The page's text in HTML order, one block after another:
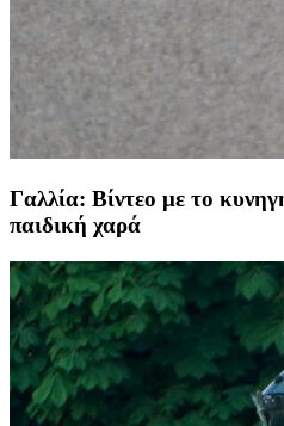
Γαλλία: Βίντεο με το
παιδική χαρά